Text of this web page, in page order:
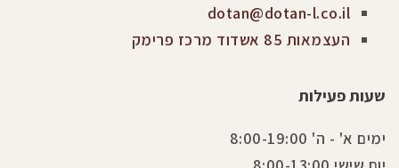
dotan@dotan-l.co.il
העצמאות 85 אשדוד מרכז פרימק
שעות פעילות
ימים א' - ה' 8:00-19:00